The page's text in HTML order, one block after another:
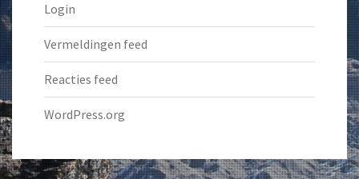
Login
Vermeldingen feed
Reacties feed
WordPress.org